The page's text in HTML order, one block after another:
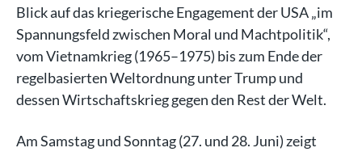
Blick auf das kriegerische Engagement der USA „im
Spannungsfeld zwischen Moral und Machtpolitik“,
vom Vietnamkrieg (1965–1975) bis zum Ende der
regelbasierten Weltordnung unter Trump und
dessen Wirtschaftskrieg gegen den Rest der Welt.
Am Samstag und Sonntag (27. und 28. Juni) zeigt